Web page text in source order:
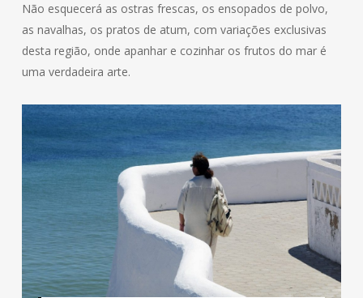
Não esquecerá as ostras frescas, os ensopados de polvo,
as navalhas, os pratos de atum, com variações exclusivas
desta região, onde apanhar e cozinhar os frutos do mar é
uma verdadeira arte.